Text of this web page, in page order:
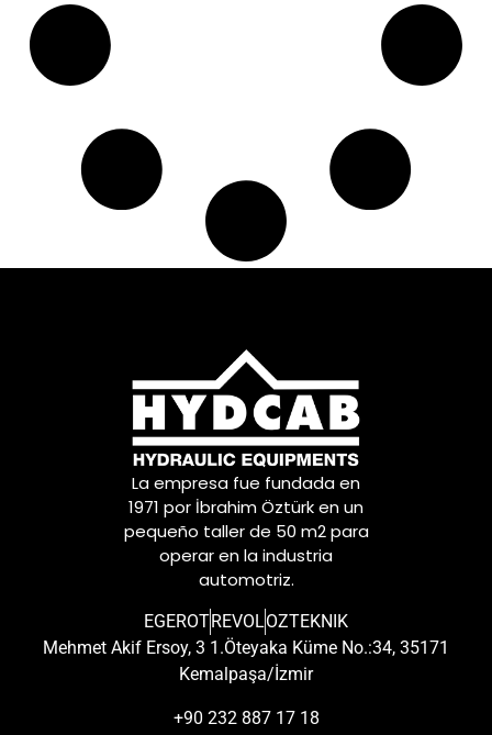
La empresa fue fundada en
1971 por İbrahim Öztürk en un
pequeño taller de 50 m2 para
operar en la industria
automotriz.
EGEROTREVOLOZTEKNIK
Mehmet Akif Ersoy, 3 1.Öteyaka Küme No.:34, 35171
Kemalpaşa/İzmir
+90 232 887 17 18